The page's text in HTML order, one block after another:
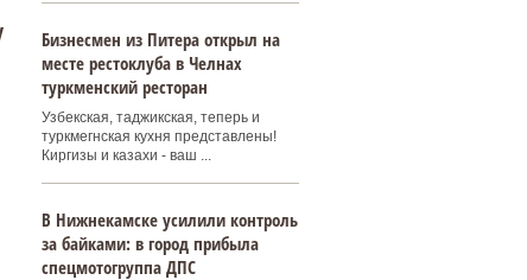
Бизнесмен из Питера открыл на
месте рестоклуба в Челнах
туркменский ресторан
Узбекская, таджикская, теперь и
туркмегнская кухня представлены!
Киргизы и казахи - ваш ...
В Нижнекамске усилили контроль
за байками: в город прибыла
спецмотогруппа ДПС